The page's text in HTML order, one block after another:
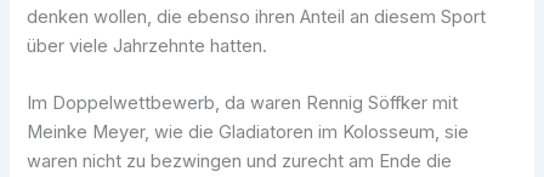
denken wollen, die ebenso ihren Anteil an diesem Sport
über viele Jahrzehnte hatten.
Im Doppelwettbewerb, da waren Rennig Söffker mit
Meinke Meyer, wie die Gladiatoren im Kolosseum, sie
waren nicht zu bezwingen und zurecht am Ende die